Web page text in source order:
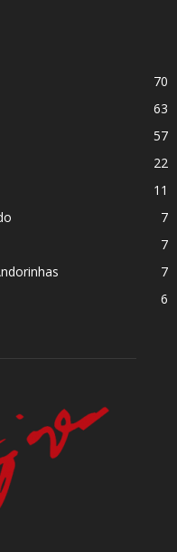
70
63
57
22
11
7
7
7
6